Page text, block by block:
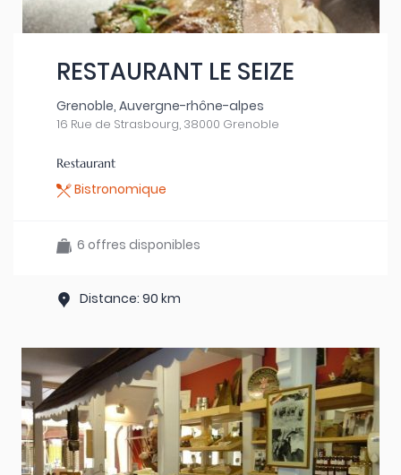
RESTAURANT LE SEIZE
Grenoble, Auvergne-rhône-alpes
16 Rue de Strasbourg, 38000 Grenoble
Restaurant
Bistronomique
6 offres disponibles
Distance: 90 km